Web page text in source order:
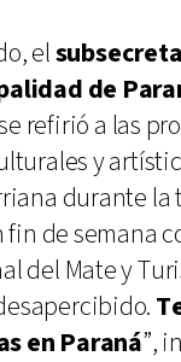
el
de
refirió a las
y
durante la
fin de semana
del Mate y
en Paraná”,